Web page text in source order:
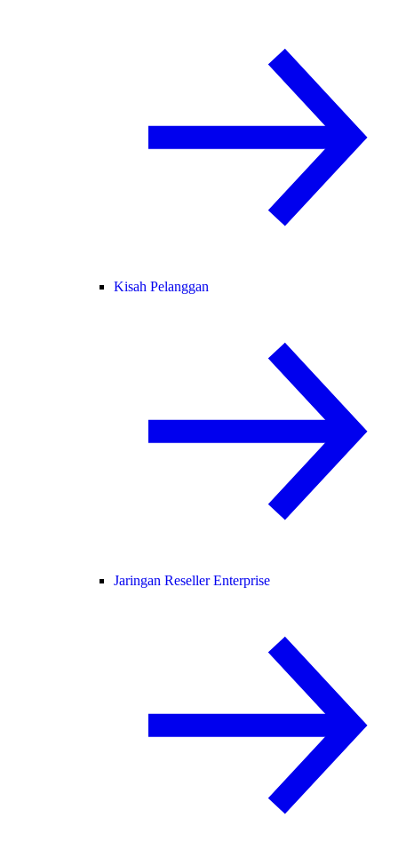
Kisah Pelanggan
Jaringan Reseller Enterprise